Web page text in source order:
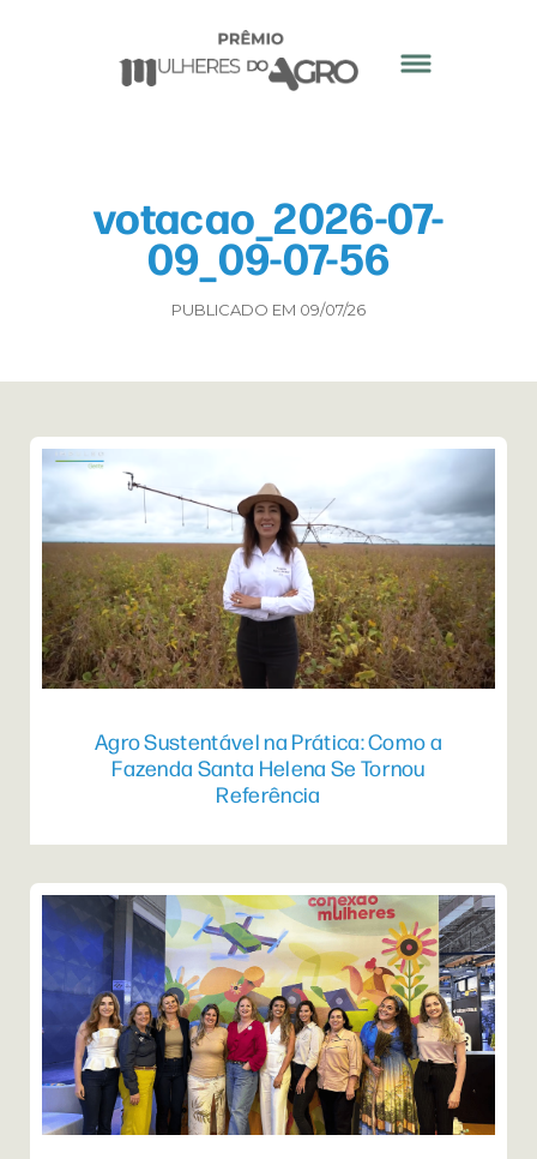
votacao_2026-07-
09_09-07-56
PUBLICADO EM 09/07/26
Agro Sustentável na Prática: Como a
Fazenda Santa Helena Se Tornou
Referência